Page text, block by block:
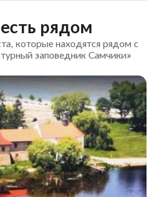
рядом
которые находятся рядом с
заповедник Самчики»